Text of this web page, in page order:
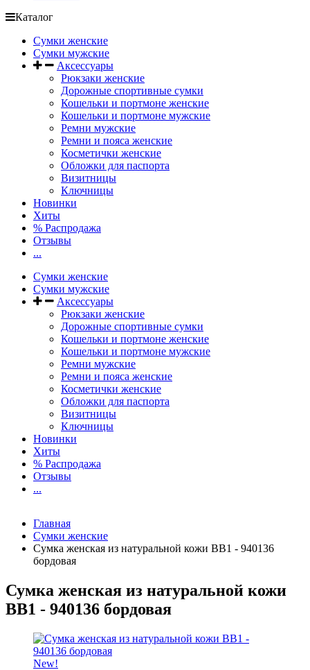
Каталог
Сумки женские
Сумки мужские
Аксессуары
Рюкзаки женские
Дорожные спортивные сумки
Кошельки и портмоне женские
Кошельки и портмоне мужские
Ремни мужские
Ремни и пояса женские
Косметички женские
Обложки для паспорта
Визитницы
Ключницы
Новинки
Хиты
% Распродажа
Отзывы
...
Сумки женские
Сумки мужские
Аксессуары
Рюкзаки женские
Дорожные спортивные сумки
Кошельки и портмоне женские
Кошельки и портмоне мужские
Ремни мужские
Ремни и пояса женские
Косметички женские
Обложки для паспорта
Визитницы
Ключницы
Новинки
Хиты
% Распродажа
Отзывы
...
Главная
Сумки женские
Сумка женская из натуральной кожи BB1 - 940136
бордовая
Сумка женская из натуральной кожи
BB1 - 940136 бордовая
New!